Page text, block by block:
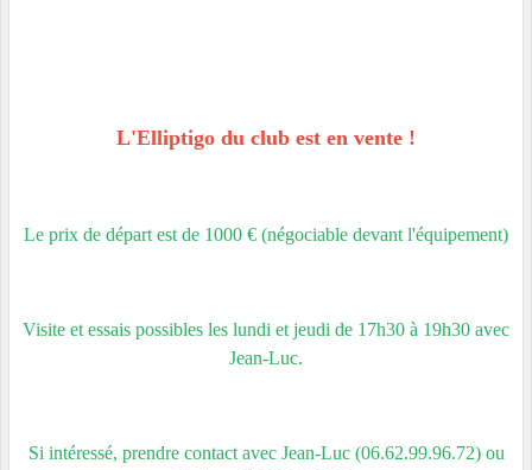
L'Elliptigo du club est en vente !
Le prix de départ est de 1000 € (négociable devant l'équipement)
Visite et essais possibles les lundi et jeudi de 17h30 à 19h30 avec
Jean-Luc.
Si intéressé, prendre contact avec Jean-Luc (06.62.99.96.72) ou